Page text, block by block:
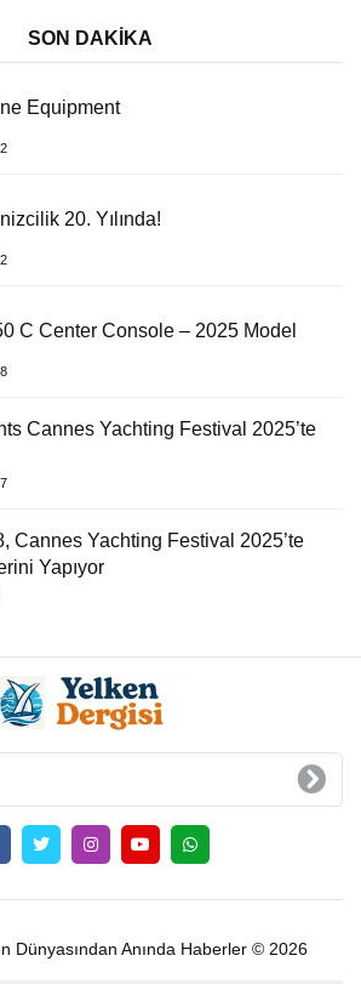
SON DAKİKA
Equipment
20. Yılında!
C Center Console – 2025 Model
Cannes Yachting Festival 2025’te
Cannes Yachting Festival 2025’te
Yapıyor
Dünyasından Anında Haberler © 2026